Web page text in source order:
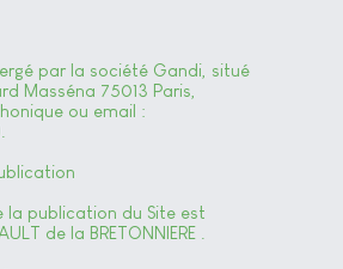
par la société Gandi, situé
Masséna 75013 Paris,
ou email :
la publication du Site est
de la BRETONNIERE .